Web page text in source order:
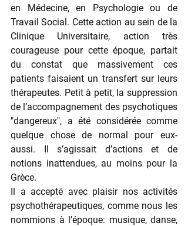
en Médecine, en Psychologie ou de
Travail Social. Cette action au sein de la
Clinique Universitaire, action très
courageuse pour cette époque, partait
du constat que massivement ces
patients faisaient un transfert sur leurs
thérapeutes. Petit à petit, la suppression
de l’accompagnement des psychotiques
"dangereux", a été considérée comme
quelque chose de normal pour eux-
aussi. Il s’agissait d’actions et de
notions inattendues, au moins pour la
Grèce.
Il a accepté avec plaisir nos activités
psychothérapeutiques, comme nous les
nommions à l’époque: musique, danse,